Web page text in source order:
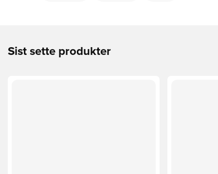
Sist sette produkter